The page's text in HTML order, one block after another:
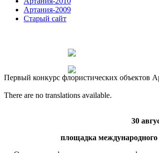
Артания-2009
Старый сайт
Первый конкурс флористических объектов
There are no translations available.
30
площадка